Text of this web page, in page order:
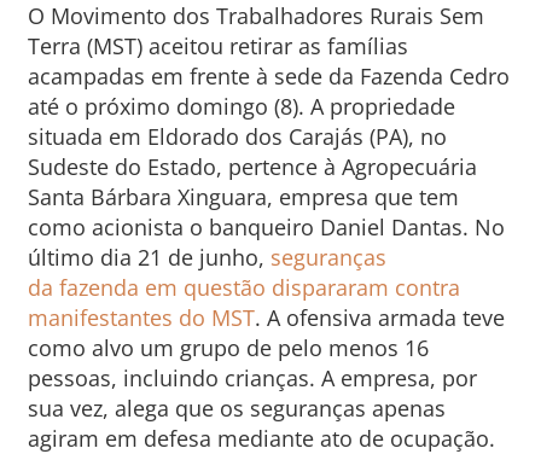
O Movimento dos Trabalhadores Rurais Sem
Terra (MST) aceitou retirar as famílias
acampadas em frente à sede da Fazenda Cedro
até o próximo domingo (8). A propriedade
situada em Eldorado dos Carajás (PA), no
Sudeste do Estado, pertence à Agropecuária
Santa Bárbara Xinguara, empresa que tem
como acionista o banqueiro Daniel Dantas. No
último dia 21 de junho, seguranças
da fazenda em questão dispararam contra
manifestantes do MST. A ofensiva armada teve
como alvo um grupo de pelo menos 16
pessoas, incluindo crianças. A empresa, por
sua vez, alega que os seguranças apenas
agiram em defesa mediante ato de ocupação.